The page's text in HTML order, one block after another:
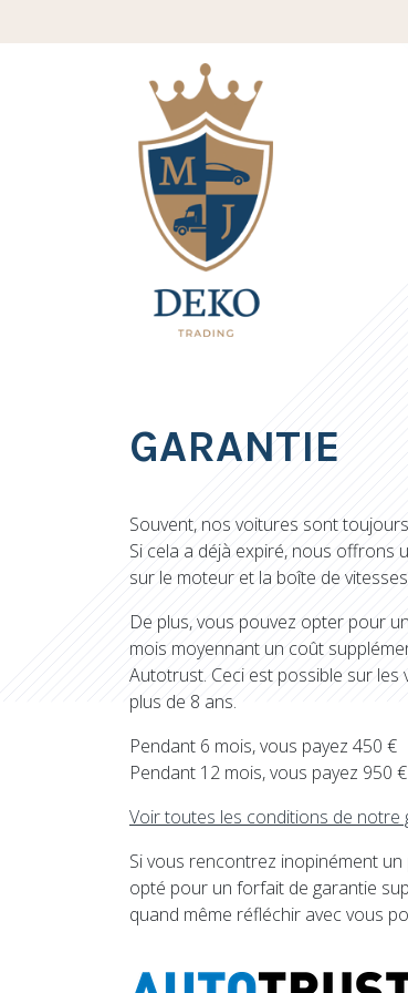
GARANTIE
Souvent, nos voitures sont
Si cela a déjà expiré, nous offrons
sur le moteur et la boîte de
De plus, vous pouvez opter pour
mois moyennant un coût
Autotrust. Ceci est possible sur
plus de 8 ans.
Pendant 6 mois, vous payez 450 €
Pendant 12 mois, vous payez 950 €
Voir toutes les conditions de notre
Si vous rencontrez inopinément
opté pour un forfait de garantie
quand même réfléchir avec vous